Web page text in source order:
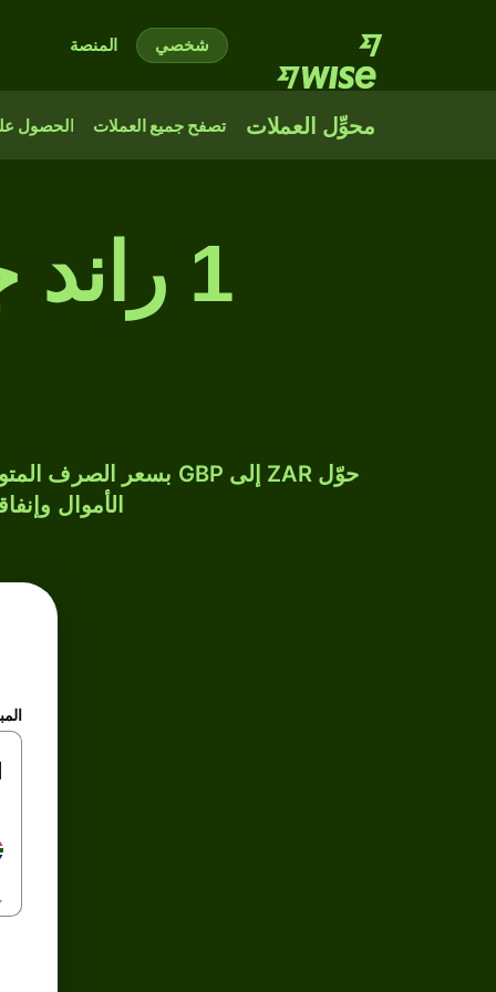
شخصي المنصة
محوِّل العملات تصفح جميع العملات الحصول
1
الأموال